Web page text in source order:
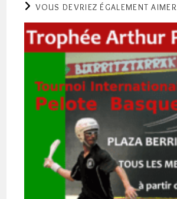
VOUS DEVRIEZ ÉGALEMENT AIMER